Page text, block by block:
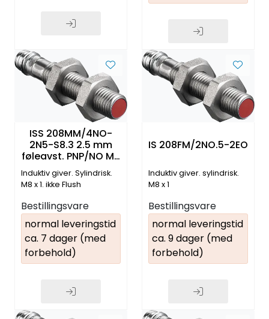
ISS 208MM/4NO-
2N5-S8.3 2.5 mm
føleavst. PNP/NO M8
3-pin pluggtilk.
Induktiv giver. Sylindrisk.
M8 x 1. ikke Flush
Bestillingsvare
normal leveringstid
ca. 7 dager (med
forbehold)
IS 208FM/2NO.5-2EO
Induktiv giver. sylindrisk.
M8 x 1
Bestillingsvare
normal leveringstid
ca. 9 dager (med
forbehold)